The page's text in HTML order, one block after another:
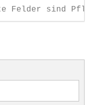
Felder sind